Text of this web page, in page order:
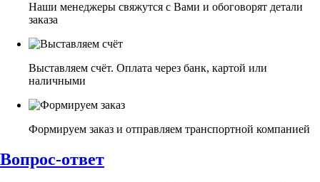
Наши менеджеры свяжутся с Вами и обоговорят детали
заказа
Выставляем счёт. Оплата через банк, картой или
наличными
Формируем заказ и отправляем транспортной компанией
Вопрос-ответ